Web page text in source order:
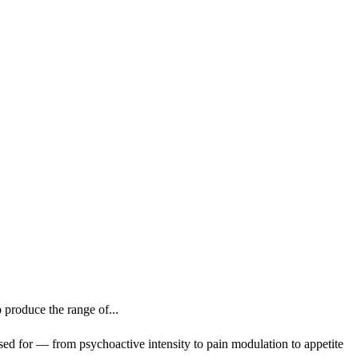
the range of...
for — from psychoactive intensity to pain modulation to appetite